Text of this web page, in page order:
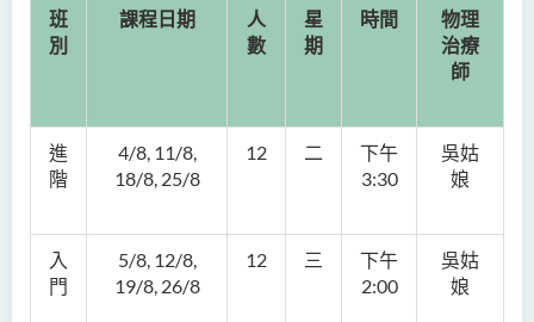
班
別
課程日期
人
數
星
期
時間
物理
治療
師
進
階
4/8, 11/8,
18/8, 25/8
12 二
下午
3:30
吳姑
娘
入
門
5/8, 12/8,
19/8, 26/8
12 三
下午
2:00
吳姑
娘